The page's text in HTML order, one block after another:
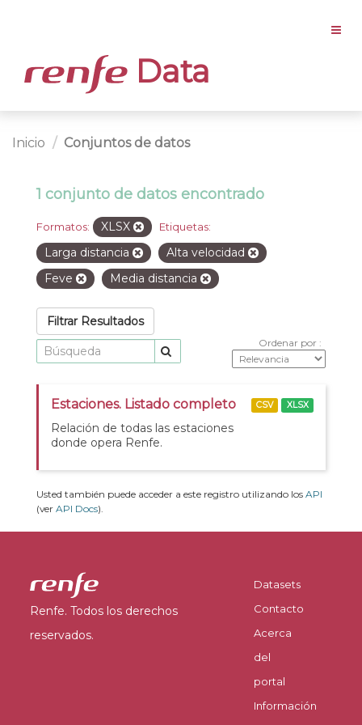
Data
Inicio Conjuntos de datos
1 conjunto de datos encontrado
Formatos: XLSX Etiquetas:
Larga distancia
Alta velocidad
Feve
Media distancia
Filtrar Resultados
Ordenar por
Estaciones. Listado completo
Relación de todas las estaciones
donde opera Renfe.
CSV XLSX
Usted también puede acceder a este registro utilizando los API
(ver API Docs).
Renfe. Todos los derechos
reservados.
Datasets
Contacto
Acerca
del
portal
Información